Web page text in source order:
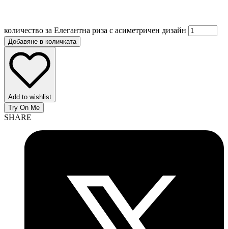
количество за Елегантна риза с асиметричен дизайн
Добавяне в количката
Add to wishlist
Try On Me
SHARE